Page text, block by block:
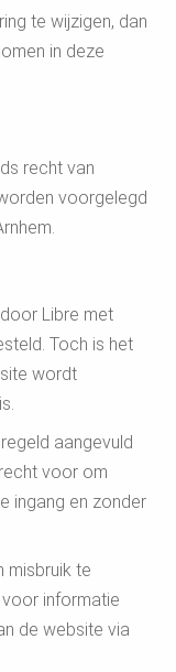
te wijzigen, dan
in deze
recht van
voorgelegd
Libre met
Toch is het
wordt
aangevuld
voor om
ingang en zonder
misbruik te
informatie
de website via